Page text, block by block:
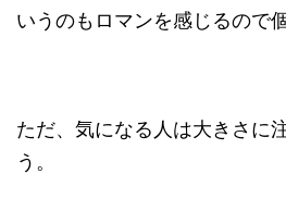
いうのもロマンを感じるので
ただ、気になる人は大きさに
う。